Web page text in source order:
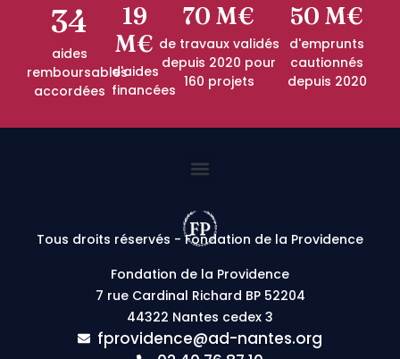
34
aides
remboursables
accordées
19
M€
d'aides
financées
70 M€
de travaux validés
depuis 2020 pour
160 projets
50 M€
d'emprunts
cautionnés
depuis 2020
Tous droits réservés - Fondation de la Providence
Fondation de la Providence
7 rue Cardinal Richard BP 52204
44322 Nantes cedex 3
fprovidence@ad-nantes.org